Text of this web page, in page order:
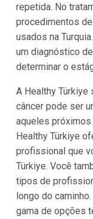
repetida. No
procedimentos
usados na
um diagnóstico
determinar o
A Healthy
câncer pode ser
aqueles
Healthy Türkiye
profissional que
Türkiye. Você
tipos de
longo do
gama de opções